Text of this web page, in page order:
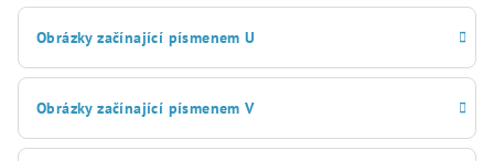
Obrázky začínající písmenem U
Obrázky začínající písmenem V